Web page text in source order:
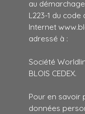
au
L223-1 du
Internet
adressé à :
Société
BLOIS CEDEX.
Pour en savoir
données